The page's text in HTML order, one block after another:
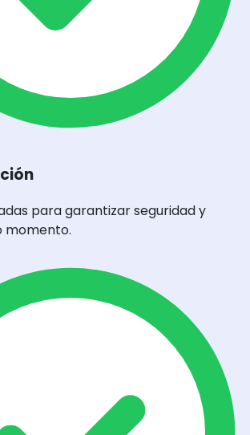
para garantizar seguridad y
momento.